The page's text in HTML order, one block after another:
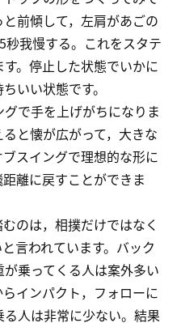
前傾して，左肩があごの
我慢する。これをスタテ
。停止した状態でいかに
いい状態です。
で手を上げがちになりま
と懐が広がって，大きな
スイングで理想的な形に
離に戻すことができま
のは，相撲だけではなく
言われています。バック
乗ってくる人は案外多い
インパクト，フォローに
人は非常に少ない。結果